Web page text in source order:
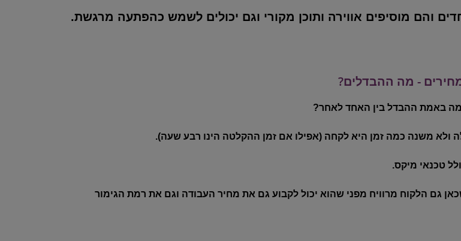
והם מוסיפים אווירה ותוכן מקורי וגם יכולים לשמש כהפתעה מרגשת.
- מה ההבדלים?
מה באמת ההבדל בין האחד לאחר?
טכנאי מיקס.
גם הלקוח מרוויח מפני שהוא יכול לקבוע גם את מחיר העבודה וגם את רמת הגימור